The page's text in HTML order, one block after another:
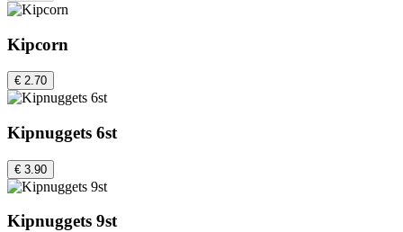
Kipcorn
€ 2.70
Kipnuggets 6st
€ 3.90
Kipnuggets 9st